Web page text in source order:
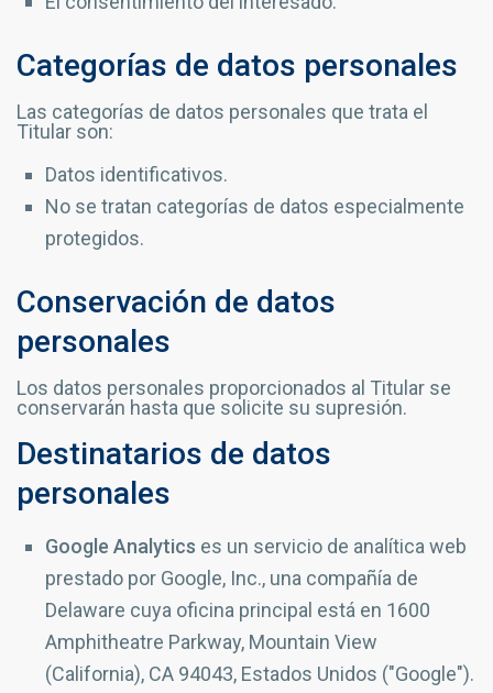
Categorías de datos personales
Las categorías de datos personales que trata el
Titular son:
Datos identificativos.
No se tratan categorías de datos especialmente
protegidos.
Conservación de datos
personales
Los datos personales proporcionados al Titular se
conservarán hasta que solicite su supresión.
Destinatarios de datos
personales
Google Analytics es un servicio de analítica web
prestado por Google, Inc., una compañía de
Delaware cuya oficina principal está en 1600
Amphitheatre Parkway, Mountain View
(California), CA 94043, Estados Unidos ("Google").